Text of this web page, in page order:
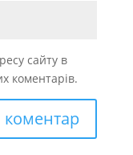
сайту в
коментарів.